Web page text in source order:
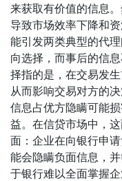
来获取有价值的信息
导致市场效率下降和
能引发两类典型的代
向选择，而事后的信
择指的是，在交易发
从而影响交易对方的
信息占优方隐瞒可能
益。在信贷市场中，
面：企业在向银行申
能会隐瞒负面信息，
于银行难以全面掌握